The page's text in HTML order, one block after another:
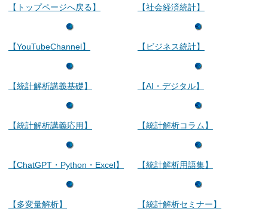
【トップページへ戻る】
【YouTubeChannel】
【統計解析講義基礎】
【統計解析講義応用】
【ChatGPT・Python・Excel】
【多変量解析】
【社会経済統計】
【ビジネス統計】
【AI・デジタル】
【統計解析コラム】
【統計解析用語集】
【統計解析セミナー】